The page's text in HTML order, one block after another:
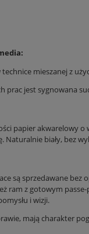
mieszanej z
prac jest sygnowana
papier akwarelowy o
Naturalnie biały, bez
są sprzedawane bez
ram z gotowym
i wizji.
mają charakter